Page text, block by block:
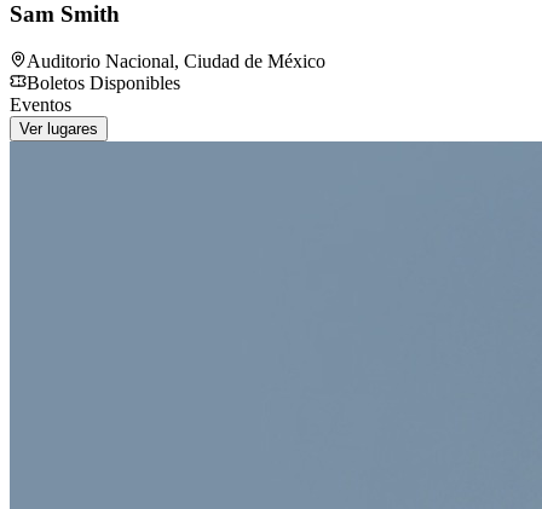
Sam Smith
Auditorio Nacional, Ciudad de México
Boletos Disponibles
Eventos
Ver lugares